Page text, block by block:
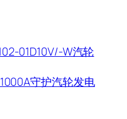
01D10V/-W汽轮
守护汽轮发电